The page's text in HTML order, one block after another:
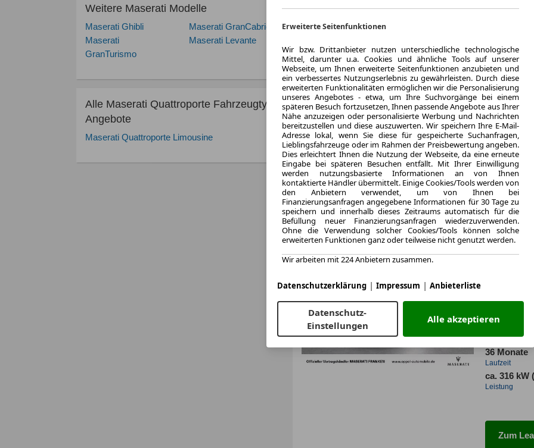
Weitere Maserati Modelle
Maserati Ghibli
Maserati GranCabrio
Maserati
GranTurismo
Maserati Levante
Alle Maserati Quattroporte Fahrzeugtyp
Angebote
Maserati Quattroporte Limousine
KAM
1.2024
Erstzulassung
36 Monate
Laufzeit
ca. 316 kW
Leistung
Zum
MY24
Erstzulassung
36 Monate
Laufzeit
ca. 316 kW
Leistung
Zum
LEASING
Erweiterte Seitenfunktionen
Wir bzw. Drittanbieter nutzen unterschiedliche technologische
Mittel, darunter u.a. Cookies und ähnliche Tools auf unserer
Webseite, um Ihnen erweiterte Seitenfunktionen anzubieten und
ein verbessertes Nutzungserlebnis zu gewährleisten. Durch diese
erweiterten Funktionalitäten ermöglichen wir die Personalisierung
unseres Angebotes - etwa, um Ihre Suchvorgänge bei einem
späteren Besuch fortzusetzen, Ihnen passende Angebote aus Ihrer
Nähe anzuzeigen oder personalisierte Werbung und Nachrichten
bereitzustellen und diese auszuwerten. Wir speichern Ihre E-Mail-
Adresse lokal, wenn Sie diese für gespeicherte Suchanfragen,
Lieblingsfahrzeuge oder im Rahmen der Preisbewertung angeben.
Dies erleichtert Ihnen die Nutzung der Webseite, da eine erneute
Eingabe bei späteren Besuchen entfällt. Mit Ihrer Einwilligung
werden nutzungsbasierte Informationen an von Ihnen
kontaktierte Händler übermittelt. Einige Cookies/Tools werden von
den Anbietern verwendet, um von Ihnen bei
Finanzierungsanfragen angegebene Informationen für 30 Tage zu
speichern und innerhalb dieses Zeitraums automatisch für die
Befüllung neuer Finanzierungsanfragen wiederzuverwenden.
Ohne die Verwendung solcher Cookies/Tools können solche
erweiterten Funktionen ganz oder teilweise nicht genutzt werden.
Wir arbeiten mit 224 Anbietern zusammen.
Datenschutzerklärung | Impressum | Anbieterliste
Datenschutz-
Einstellungen
Alle akzeptieren